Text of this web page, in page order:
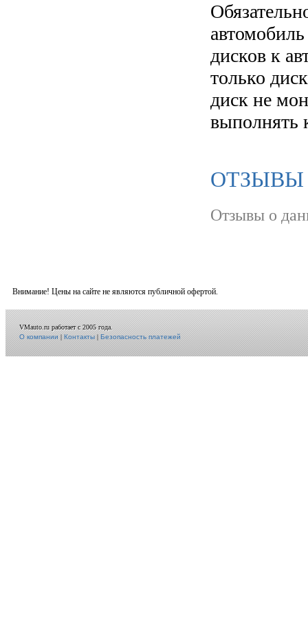
дисков к
только
диск не
выполнять
ОТЗЫВЫ
Отзывы о
Внимание! Цены на сайте не являются публичной офертой.
VMauto.ru работает с 2005 года.
О компании|Контакты|Безопасность платежей